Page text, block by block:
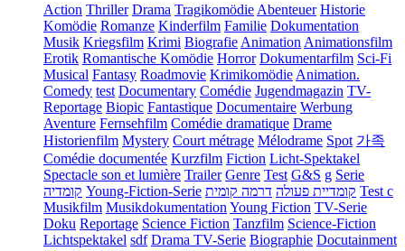
Action Thriller Drama Tragikomödie Abenteuer Historie
Komödie Romanze Kinderfilm Familie Dokumentation
Musik Kriegsfilm Krimi Biografie Animation Animationsfilm
Erotik Romantische Komödie Horror Dokumentarfilm Sci-Fi
Musical Fantasy Roadmovie Krimikomödie Animation.
Comedy test Documentary Comédie Jugendmagazin TV-
Reportage Biopic Fantastique Documentaire Werbung
Aventure Fernsehfilm Comédie dramatique Drame
Historienfilm Mystery Court métrage Mélodrame Spot 가족
Comédie documentée Kurzfilm Fiction Licht-Spektakel
Spectacle son et lumière Trailer Genre Test G&S g Serie
קומדיה Young-Fiction-Serie קומדיית פעולה דרמה קומית
Test c
Musikfilm Musikdokumentation Young Fiction TV-Serie
Doku Reportage Science Fiction Tanzfilm Science-Fiction
Lichtspektakel sdf Drama TV-Serie Biographie Docutainment